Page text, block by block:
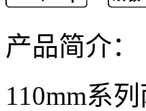
产品简介：
110mm系